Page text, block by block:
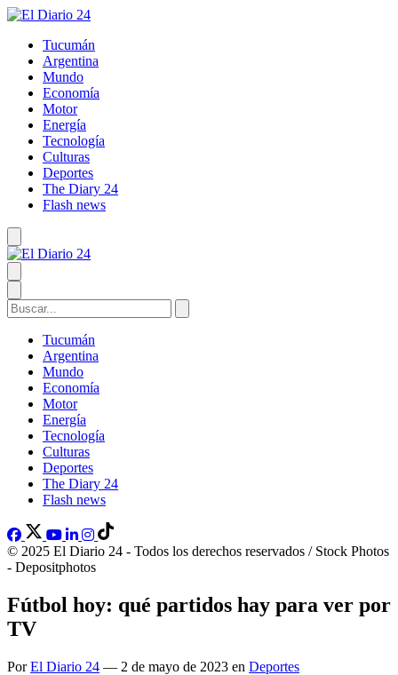
Tucumán
Argentina
Mundo
Economía
Motor
Energía
Tecnología
Culturas
Deportes
The Diary 24
Flash news
Tucumán
Argentina
Mundo
Economía
Motor
Energía
Tecnología
Culturas
Deportes
The Diary 24
Flash news
© 2025 El Diario 24 - Todos los derechos reservados / Stock Photos
- Depositphotos
Fútbol hoy: qué partidos hay para ver por
TV
PorEl Diario 24 — 2 de mayo de 2023 en Deportes